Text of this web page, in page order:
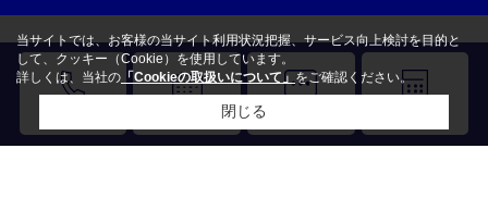
当サイトでは、お客様の当サイト利用状況把握、サービス向上検討を目的と
して、クッキー（Cookie）を使用しています。
詳しくは、当社の 「Cookieの取扱いについて」 をご確認ください。
閉じる